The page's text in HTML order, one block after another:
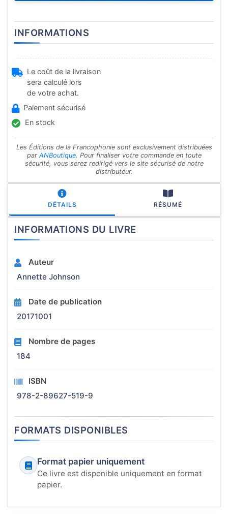
INFORMATIONS
Le coût de la livraison
sera calculé lors
de votre achat.
Paiement sécurisé
En stock
Les Éditions de la Francophonie sont exclusivement distribuées
par ANBoutique. Pour finaliser votre commande en toute
sécurité, vous serez redirigé vers le site sécurisé de notre
distributeur.
DÉTAILS RÉSUMÉ
INFORMATIONS DU LIVRE
Auteur
Annette Johnson
Date de publication
20171001
Nombre de pages
184
ISBN
978-2-89627-519-9
FORMATS DISPONIBLES
Format papier uniquement
Ce livre est disponible uniquement en format
papier.